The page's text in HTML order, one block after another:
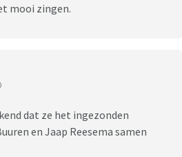
mooi zingen.
dat ze het ingezonden
en Jaap Reesema samen